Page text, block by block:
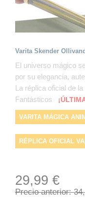
Varita Skender
El universo mágico
por su elegancia,
La réplica oficial de
Fantásticos
VARITA MÁGICA
RÉPLICA OFICIAL
VARITA DE
29,99 €
Precio anterior: